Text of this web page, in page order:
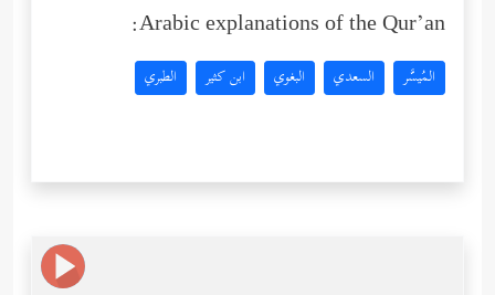
Arabic explanations of the Qur’an:
المُيسَّر السعدي البغوي ابن كثير الطبري